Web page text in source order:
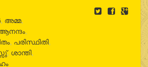
, അമ്മ,
,
, പരിസ്ഥിതി,
, ശാന്തി,